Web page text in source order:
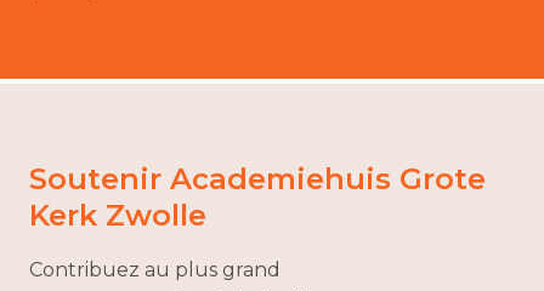
Soutenir Academiehuis Grote
Kerk Zwolle
Contribuez au plus grand